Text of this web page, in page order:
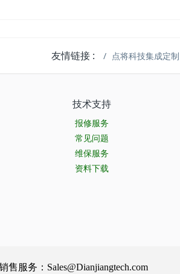
友情链接 : 点将科技集成定制
技术支持
报修服务
常见问题
维保服务
资料下载
务：Sales@Dianjiangtech.com